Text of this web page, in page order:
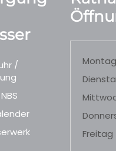
/
Montag
Freitag